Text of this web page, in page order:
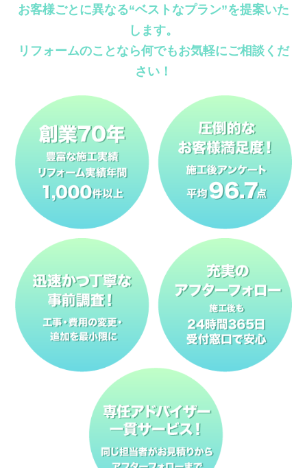
お客様ごとに異なる“ベストなプラン”を提案いた
します。
リフォームのことなら何でもお気軽にご相談くだ
さい！